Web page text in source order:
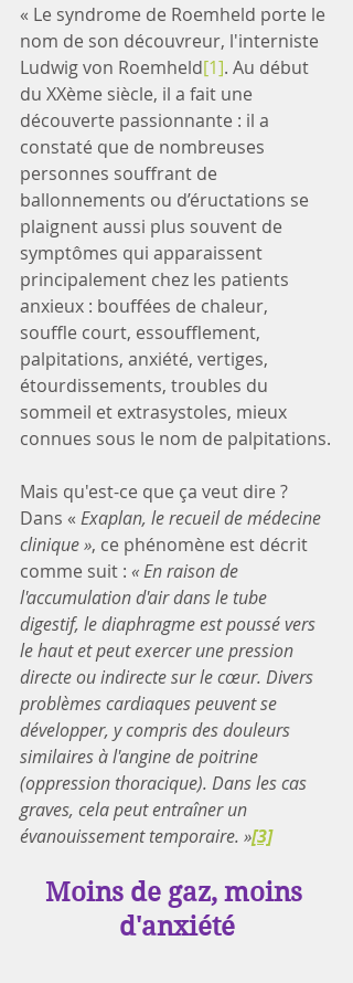
« Le syndrome de Roemheld porte le
nom de son découvreur, l'interniste
Ludwig von Roemheld[1]. Au début
du XXème siècle, il a fait une
découverte passionnante : il a
constaté que de nombreuses
personnes souffrant de
ballonnements ou d’éructations se
plaignent aussi plus souvent de
symptômes qui apparaissent
principalement chez les patients
anxieux : bouffées de chaleur,
souffle court, essoufflement,
palpitations, anxiété, vertiges,
étourdissements, troubles du
sommeil et extrasystoles, mieux
connues sous le nom de palpitations.
Mais qu'est-ce que ça veut dire ?
Dans « Exaplan, le recueil de médecine
clinique », ce phénomène est décrit
comme suit : « En raison de
l'accumulation d'air dans le tube
digestif, le diaphragme est poussé vers
le haut et peut exercer une pression
directe ou indirecte sur le cœur. Divers
problèmes cardiaques peuvent se
développer, y compris des douleurs
similaires à l'angine de poitrine
(oppression thoracique). Dans les cas
graves, cela peut entraîner un
évanouissement temporaire. »[3]
Moins de gaz, moins
d'anxiété